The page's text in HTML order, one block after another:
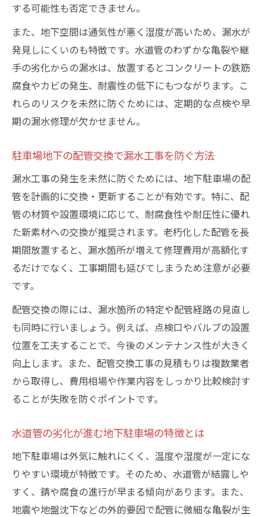
する可能性も否定できません。
また、地下空間は通気性が悪く湿度が高いため、漏水が
発見しにくいのも特徴です。水道管のわずかな亀裂や継
手の劣化からの漏水は、放置するとコンクリートの鉄筋
腐食やカビの発生、耐震性の低下にもつながります。こ
れらのリスクを未然に防ぐためには、定期的な点検や早
期の漏水修理が欠かせません。
駐車場地下の配管交換で漏水工事を防ぐ方法
漏水工事の発生を未然に防ぐためには、地下駐車場の配
管を計画的に交換・更新することが有効です。特に、配
管の材質や設置環境に応じて、耐腐食性や耐圧性に優れ
た新素材への交換が推奨されます。老朽化した配管を長
期間放置すると、漏水箇所が増えて修理費用が高額化す
るだけでなく、工事期間も延びてしまうため注意が必要
です。
配管交換の際には、漏水箇所の特定や配管経路の見直し
も同時に行いましょう。例えば、点検口やバルブの設置
位置を工夫することで、今後のメンテナンス性が大きく
向上します。また、配管交換工事の見積もりは複数業者
から取得し、費用相場や作業内容をしっかり比較検討す
ることが失敗を防ぐポイントです。
水道管の劣化が進む地下駐車場の特徴とは
地下駐車場は外気に触れにくく、温度や湿度が一定にな
りやすい環境が特徴です。そのため、水道管が結露しや
すく、錆や腐食の進行が早まる傾向があります。また、
地震や地盤沈下などの外的要因で配管に微細な亀裂が生